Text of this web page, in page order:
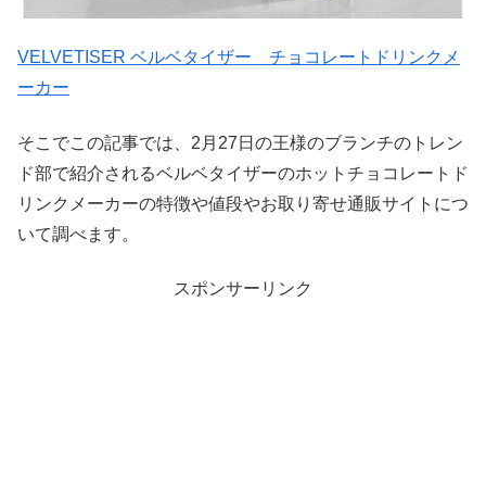
VELVETISER ベルベタイザー チョコレートドリンクメ
ーカー
そこでこの記事では、2月27日の王様のブランチのトレン
ド部で紹介されるベルベタイザーのホットチョコレートド
リンクメーカーの特徴や値段やお取り寄せ通販サイトにつ
いて調べます。
スポンサーリンク